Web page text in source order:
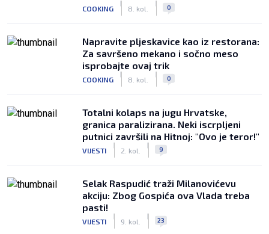
COOKING 8. kol. 0
Napravite pljeskavice kao iz restorana:
Za savršeno mekano i sočno meso
isprobajte ovaj trik
COOKING 8. kol. 0
Totalni kolaps na jugu Hrvatske,
granica paralizirana. Neki iscrpljeni
putnici završili na Hitnoj: "Ovo je teror!"
VIJESTI 2. kol. 9
Selak Raspudić traži Milanovićevu
akciju: Zbog Gospića ova Vlada treba
pasti!
VIJESTI 9. kol. 23